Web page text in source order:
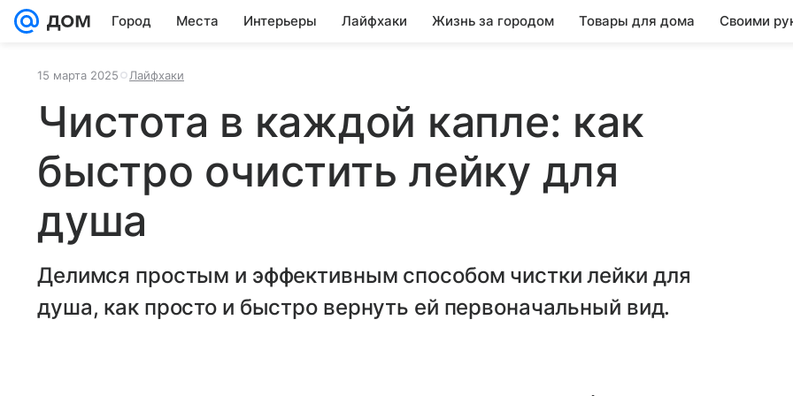
Город Места Интерьеры Лайфхаки Жизнь за городом Товары для дома Своими
15 марта 2025 Лайфхаки
Чистота в каждой капле: как
быстро очистить лейку для
душа
Делимся простым и эффективным способом чистки лейки для
душа, как просто и быстро вернуть ей первоначальный вид.